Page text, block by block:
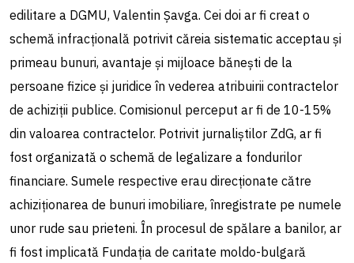
edilitare a DGMU, Valentin Șavga. Cei doi ar fi creat o
schemă infracțională potrivit căreia sistematic acceptau și
primeau bunuri, avantaje și mijloace bănești de la
persoane fizice și juridice în vederea atribuirii contractelor
de achiziții publice. Comisionul perceput ar fi de 10-15%
din valoarea contractelor. Potrivit jurnaliștilor ZdG, ar fi
fost organizată o schemă de legalizare a fondurilor
financiare. Sumele respective erau direcționate către
achiziționarea de bunuri imobiliare, înregistrate pe numele
unor rude sau prieteni. În procesul de spălare a banilor, ar
fi fost implicată Fundația de caritate moldo-bulgară